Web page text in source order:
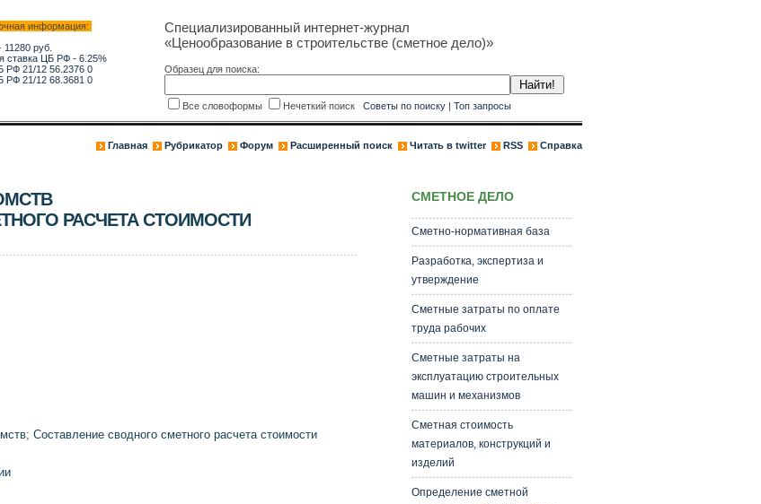
информация:
руб.
ставка ЦБ РФ - 6.25%
РФ 21/12 56.2376 0
РФ 21/12 68.3681 0
Специализированный интернет-журнал
«Ценообразование в строительстве (сметное дело)»
Образец для поиска:
Все словоформы Нечеткий поиск Советы по поиску| Топ запросы
Главная Рубрикатор Форум Расширенный поиск Читать в twitter RSS Справка
РАСЧЕТА СТОИМОСТИ
; Составление сводного сметного расчета стоимости
СМЕТНОЕ ДЕЛО
Сметно-нормативная база
Разработка, экспертиза и
утверждение
Сметные затраты по оплате
труда рабочих
Сметные затраты на
эксплуатацию строительных
машин и механизмов
Сметная стоимость
материалов, конструкций и
изделий
Определение сметной